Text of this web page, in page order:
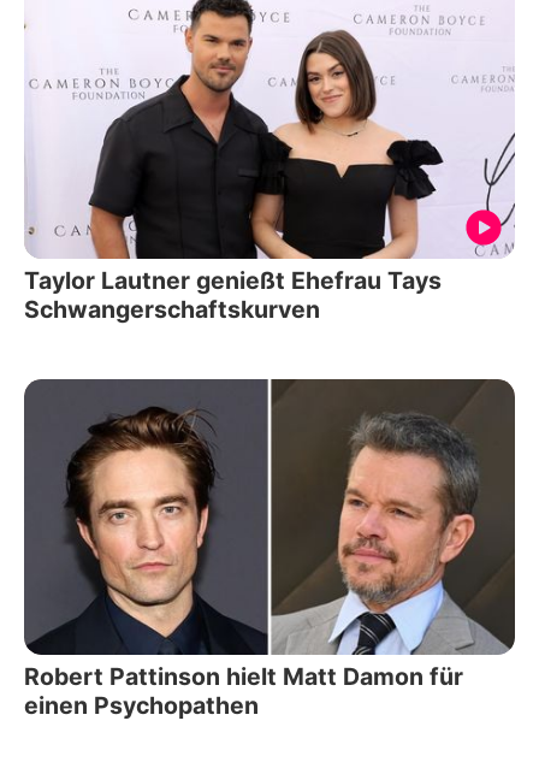
Taylor Lautner genießt Ehefrau Tays
Schwangerschaftskurven
Robert Pattinson hielt Matt Damon für
einen Psychopathen